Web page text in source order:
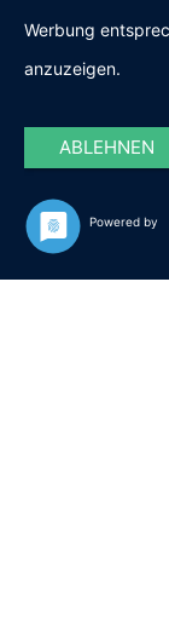
Werbung
anzuzeigen.
ABLEHNEN
Powered by